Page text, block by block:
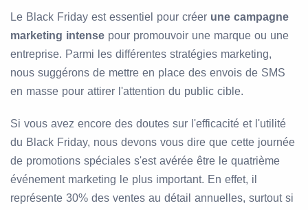
Le Black Friday est essentiel pour créer une campagne
marketing intense pour promouvoir une marque ou une
entreprise. Parmi les différentes stratégies marketing,
nous suggérons de mettre en place des envois de SMS
en masse pour attirer l'attention du public cible.
Si vous avez encore des doutes sur l'efficacité et l'utilité
du Black Friday, nous devons vous dire que cette journée
de promotions spéciales s'est avérée être le quatrième
événement marketing le plus important. En effet, il
représente 30% des ventes au détail annuelles, surtout si